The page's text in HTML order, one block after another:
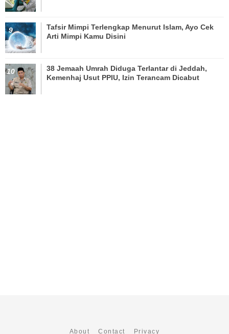
Tafsir Mimpi Terlengkap Menurut Islam, Ayo Cek
Arti Mimpi Kamu Disini
38 Jemaah Umrah Diduga Terlantar di Jeddah,
Kemenhaj Usut PPIU, Izin Terancam Dicabut
About Contact Privacy